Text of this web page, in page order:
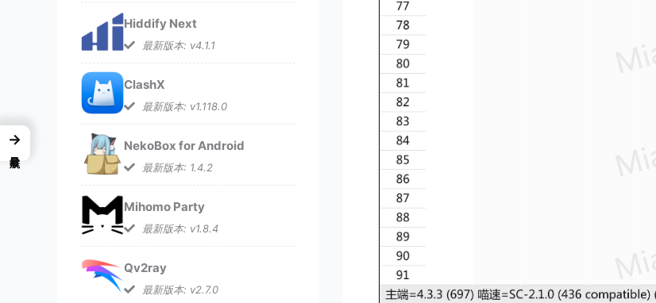
Hiddify Next
最新版本: v4.1.1
ClashX
最新版本: v1.118.0
NekoBox for Android
最新版本: 1.4.2
Mihomo Party
最新版本: v1.8.4
Qv2ray
最新版本: v2.7.0
→